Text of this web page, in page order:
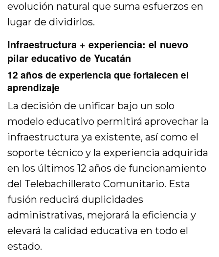
evolución natural que suma esfuerzos en
lugar de dividirlos.
Infraestructura + experiencia: el nuevo
pilar educativo de Yucatán
12 años de experiencia que fortalecen el
aprendizaje
La decisión de unificar bajo un solo
modelo educativo permitirá aprovechar la
infraestructura ya existente, así como el
soporte técnico y la experiencia adquirida
en los últimos 12 años de funcionamiento
del Telebachillerato Comunitario. Esta
fusión reducirá duplicidades
administrativas, mejorará la eficiencia y
elevará la calidad educativa en todo el
estado.